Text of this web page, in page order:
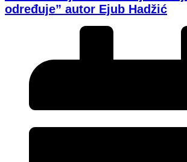
određuje” autor Ejub Hadžić